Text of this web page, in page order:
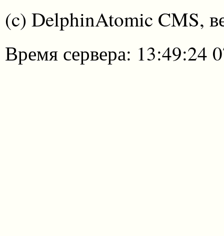
(c) DelphinAtomic CMS,
Время сервера: 13:49:24